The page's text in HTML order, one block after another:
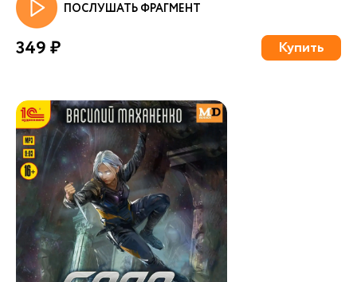
ПОСЛУШАТЬ ФРАГМЕНТ
349 ₽ Купить